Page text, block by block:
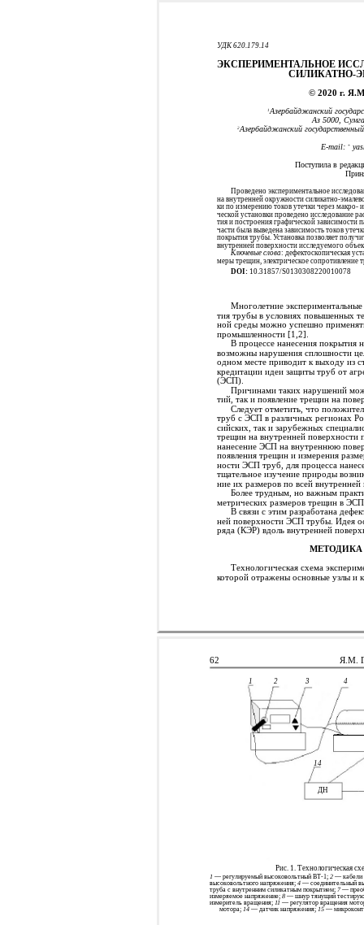
УДК 620.179.14
ЭКСПЕРИМЕНТАЛЬНОЕ
СИЛИКАТНО-
© 2020 г.
1Азербайджанский
Аз 5000,
2Азербайджанский
E-mail:*
Поступила в
Проведено экспериментальное
на внутренней окружности силикатно-
ки по измерению токов утечки через
ческой установки проведено исследование
тия и построения графической зависимости
части была выведена зависимость токов
покрытия трубы. Установка позволяет
внутренней поверхности исследуемого
Ключевые слова: дефектоскопическая
меры трещин, электрическое сопротивление
DOI: 10.31857/S0130308220010078
Многолетние
тия трубы в условиях повышенных
ной среды можно успешно
промышленности [1,2].
В процессе нанесения
возможны нарушения сплошности
одном месте приводит к выходу из
кредитации идеи защиты труб от
(ЭСП).
Причинами таких нарушений
тий, так и появление трещин на
Следует отметить, что
труб с ЭСП в различных регионах
сийских, так и зарубежных
трещин на внутренней поверхности
нанесение ЭСП на внутреннюю
появления трещин и измерения
ности ЭСП труб, для процесса
тщательное изучение природы
ние их размеров по всей
Более трудным, но важным
метрических размеров трещин в
В связи с этим разработана
ней поверхности ЭСП трубы. Идея
ряда (КЭР) вдоль внутренней
МЕТОДИКА
Технологическая схема
которой отражены основные узлы и
62 Я.М.
1 2 3 4
14
ДН
Рис. 1. Технологическая
1 — регулируемый высоковольтный ВТ-1;2 — кабели
высоковольтного напряжения;4 — соединительный
труба с внутренним силикатным покрытием;7 —
измеряемое напряжение;8 — шнур тянущий
измеритель вращения;11 — регулятор вращения
мотора; 14— датчик напряжения; 15—